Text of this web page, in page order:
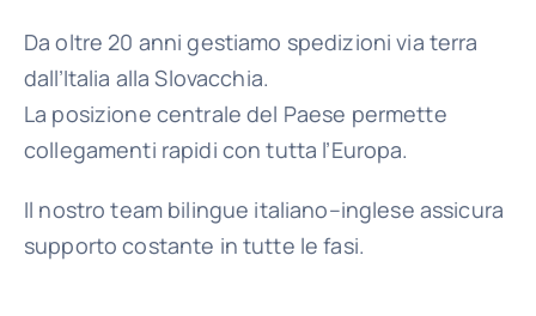
Vantaggi
Chi siamo
Contatti
Da oltre 20 anni gestiamo spedizioni via terra
dall’Italia alla Slovacchia.
La posizione centrale del Paese permette
collegamenti rapidi con tutta l’Europa.
Il nostro team bilingue italiano–inglese assicura
supporto costante in tutte le fasi.